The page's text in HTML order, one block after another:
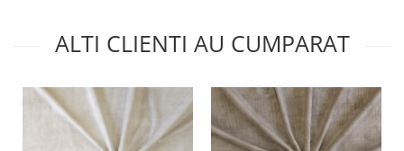
ALTI CLIENTI AU CUMPARAT